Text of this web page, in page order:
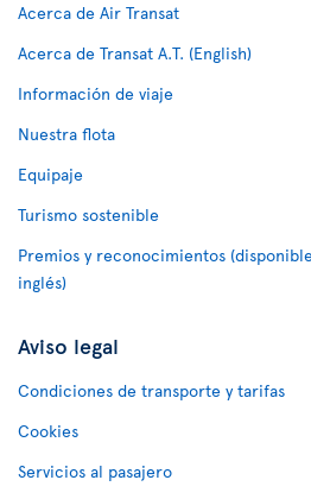
Acerca de Air Transat
Acerca de Transat A.T. (English)
Información de viaje
Nuestra flota
Equipaje
Turismo sostenible
Premios y reconocimientos
inglés)
Aviso legal
Condiciones de transporte y tarifas
Cookies
Servicios al pasajero